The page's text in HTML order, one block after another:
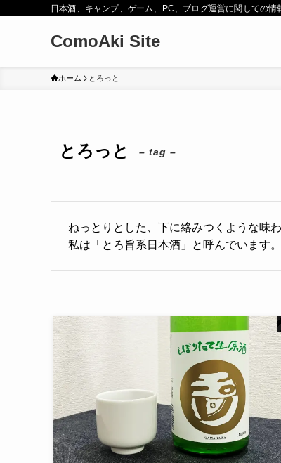
日本酒、キャンプ、ゲーム、PC、ブログ運営に関しての情
ComoAki Site
ホーム とろっと
とろっと – tag –
ねっとりとした、下に絡みつくような味
私は「とろ旨系日本酒」と呼んでいます。